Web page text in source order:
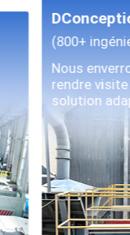
(800+
Nous
rendre
solution